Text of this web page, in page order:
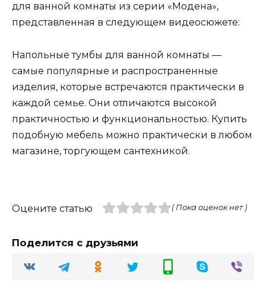
для ванной комнаты из серии «Модена»,
представленная в следующем видеосюжете:
Напольные тумбы для ванной комнаты —
самые популярные и распространенные
изделия, которые встречаются практически в
каждой семье. Они отличаются высокой
практичностью и функциональностью. Купить
подобную мебель можно практически в любом
магазине, торгующем сантехникой.
Оцените статью ( Пока оценок нет )
Поделится с друзьями